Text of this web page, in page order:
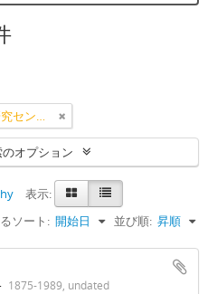
大阪公立大学都市科学・防災研究センター
オプション
表示:
ソート: 開始日 並び順: 昇順
1875-1989, undated